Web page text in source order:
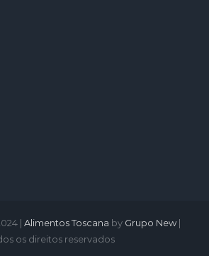
| Alimentos Toscana by Grupo New|
os direitos reservados